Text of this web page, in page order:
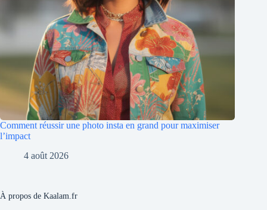
Comment réussir une photo insta en grand pour maximiser
l’impact
4 août 2026
À propos de Kaalam.fr